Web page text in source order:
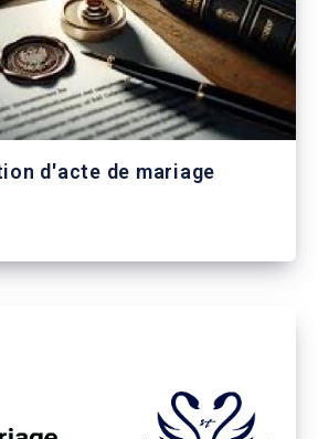
d'acte de mariage